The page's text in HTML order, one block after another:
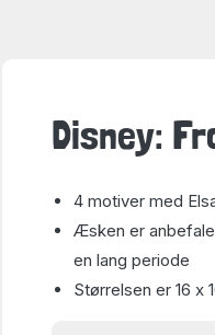
Disney:
4 motiver med
Æsken er
en lang periode
Størrelsen er 16 x